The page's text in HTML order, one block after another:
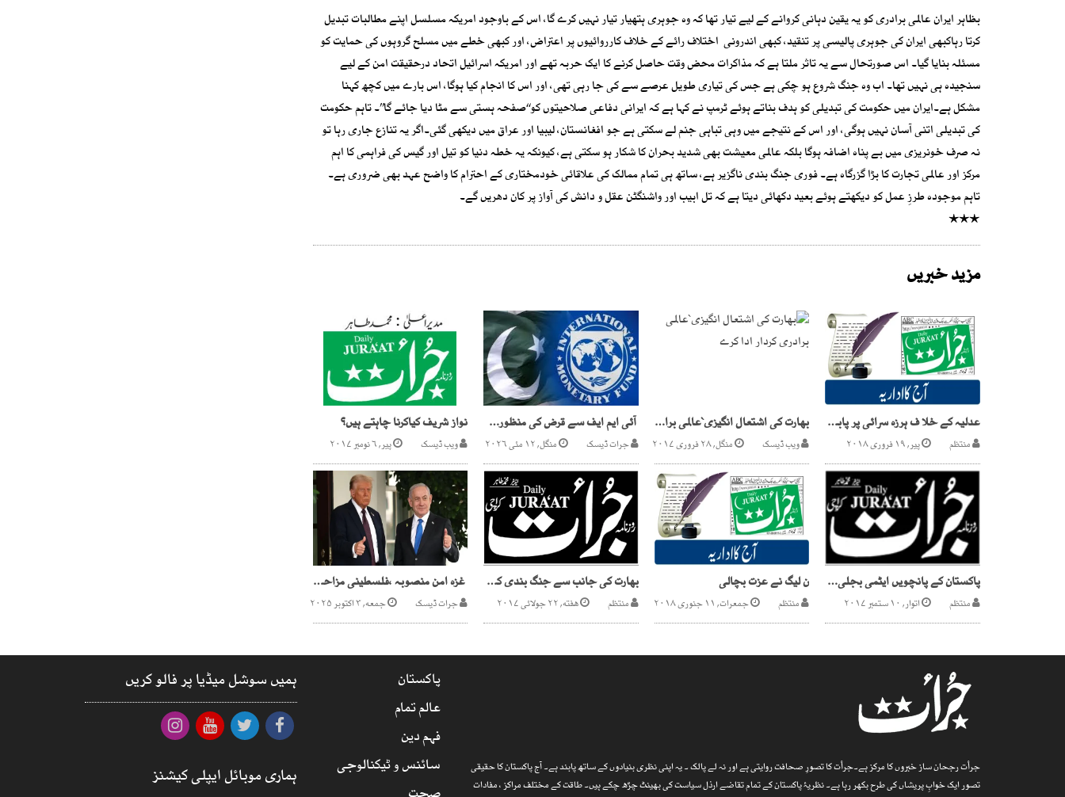
بظاہر ایران عالمی برادری کو یہ یقین دہانی کروانے کے لیے تیار تھا کہ وہ جوہری ہتھیار تیار نہیں کرے گا، اس کے باوجود امریکہ مسلسل اپنے مطالبات تبدیل
کرتا رہاکبھی ایران کی جوہری پالیسی پر تنقید، کبھی اندرونی اختلاف رائے کے خلاف کارروائیوں پر اعتراض، اور کبھی خطے میں مسلح گروہوں کی حمایت کو
مسئلہ بنایا گیا۔ اس صورتحال سے یہ تاثر ملتا ہے کہ مذاکرات محض وقت حاصل کرنے کا ایک حربہ تھے اور امریکہ اسرائیل اتحاد درحقیقت امن کے لیے
سنجیدہ ہی نہیں تھا۔ اب وہ جنگ شروع ہو چکی ہے جس کی تیاری طویل عرصے سے کی جا رہی تھی، اور اس کا انجام کیا ہوگا، اس بارے میں کچھ کہنا
مشکل ہے۔ایران میں حکومت کی تبدیلی کو ہدف بناتے ہوئے ٹرمپ نے کہا ہے کہ ایرانی دفاعی صلاحیتوں کو‘‘صفحہ ہستی سے مٹا دیا جائے گا’’۔ تاہم حکومت
کی تبدیلی اتنی آسان نہیں ہوگی، اور اس کے نتیجے میں وہی تباہی جنم لے سکتی ہے جو افغانستان، لیبیا اور عراق میں دیکھی گئی۔اگر یہ تنازع جاری رہا تو
نہ صرف خونریزی میں بے پناہ اضافہ ہوگا بلکہ عالمی معیشت بھی شدید بحران کا شکار ہو سکتی ہے، کیونکہ یہ خطہ دنیا کو تیل اور گیس کی فراہمی کا اہم
مرکز اور عالمی تجارت کا بڑا گزرگاہ ہے۔ فوری جنگ بندی ناگزیر ہے، ساتھ ہی تمام ممالک کی علاقائی خودمختاری کے احترام کا واضح عہد بھی ضروری ہے۔
تاہم موجودہ طرزِ عمل کو دیکھتے ہوئے بعید دکھائی دیتا ہے کہ تل ابیب اور واشنگٹن عقل و دانش کی آواز پر کان دھریں گے۔
٭٭٭
مزید خبریں
عدلیہ کے خلا ف ہرزہ سرائی پر پابندی عاید کی جائے!
منتظم پیر, ۱۹ فروری ۲۰۱۸
بھارت کی اشتعال انگیزی`عالمی برادری کردار ادا کرے
ویب ڈیسک منگل, ۲۸ فروری ۲۰۱۷
آئی ایم ایف سے قرض کی منظوری۔۔وقتی سہارا،مستقل حل نہیں!
جرات ڈیسک منگل, ۱۲ مئی ۲۰۲۶
نواز شریف کیاکرنا چاہتے ہیں؟
ویب ڈیسک پیر, ۶ نومبر ۲۰۱۷
پاکستان کے پانچویں ایٹمی بجلی گھر چشمہ-4 کا افتتاح
منتظم اتوار, ۱۰ ستمبر ۲۰۱۷
ن لیگ نے عزت بچالی
منتظم جمعرات, ۱۱ جنوری ۲۰۱۸
بھارت کی جانب سے جنگ بندی کی 580 خلاف ورزیاں
منتظم هفته, ۲۲ جولائی ۲۰۱۷
غزہ امن منصوبہ ،فلسطینی مزاحمت کی ‘‘ہتھیار ڈالنے’’ کی دستاویز!
جرات ڈیسک جمعه, ۳ اکتوبر ۲۰۲۵
جرأت رجحان ساز خبروں کا مرکز ہے۔جرأت کا تصورِ صحافت روایتی ہے اور نہ لے پالک ۔ یہ اپنی نظری بنیادوں کے ساتھ پابند ہے۔ آج پاکستان کا حقیقی
تصور ایک خوابِ پریشاں کی طرح بکھر رہا ہے۔ نظریۂ پاکستان کے تمام تقاضے ارذل سیاست کی بھینٹ چڑھ چکے ہیں۔ طاقت کے مختلف مراکز ، مفادات
پاکستان
عالم تمام
فہم دین
سائنس و ٹیکنالوجی
ہمیں سوشل میڈیا پر فالو کریں
ہماری موبائل ایپلی کیشنز